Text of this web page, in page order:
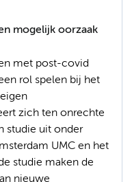
mogelijk oorzaak
met post-covid
rol spelen bij het
zich ten onrechte
studie uit onder
UMC en het
studie maken de
nieuwe